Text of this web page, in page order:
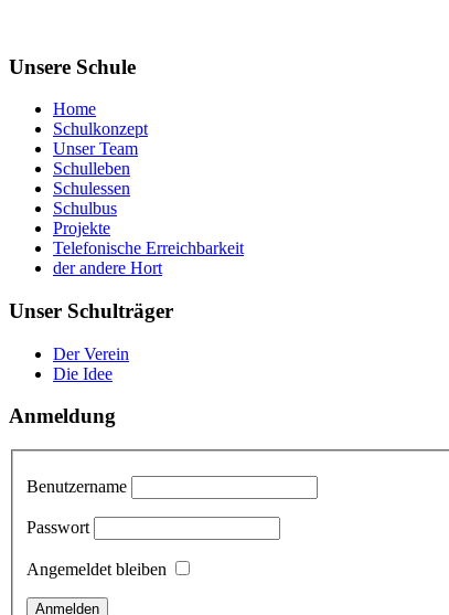
Unsere Schule
Home
Schulkonzept
Unser Team
Schulleben
Schulessen
Schulbus
Projekte
Telefonische Erreichbarkeit
der andere Hort
Unser Schulträger
Der Verein
Die Idee
Anmeldung
Benutzername
Passwort
Angemeldet bleiben